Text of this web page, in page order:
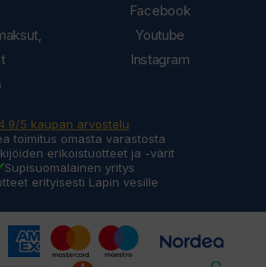
Facebook
Youtube
Instagram
5 kaupan arvostelu
toimitus omasta varastosta
erikoistuotteet ja -värit
Supisuomalainen yritys
erityisesti Lapin vesille